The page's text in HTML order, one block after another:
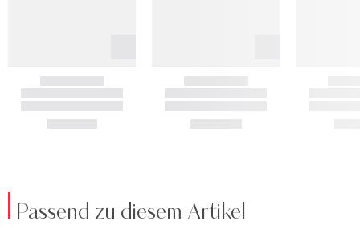
Passend zu diesem Artikel